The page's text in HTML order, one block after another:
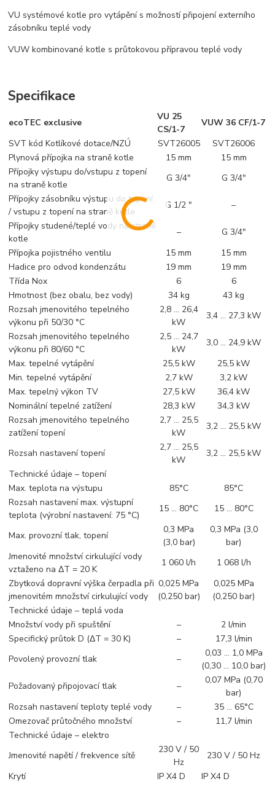
VU systémové kotle pro vytápění s možností připojení externího
zásobníku teplé vody
VUW kombinované kotle s průtokovou přípravou teplé vody
Specifikace
ecoTEC exclusive
VU 25
CS/1-7
VUW 36 CF/1-7
SVT kód Kotlíkové dotace/NZÚ
SVT26005
SVT26006
Plynová přípojka na straně kotle
15 mm
15 mm
Přípojky výstupu do/vstupu z topení
na straně kotle
G 3/4"
G 3/4"
Přípojky zásobníku výstupu do topení
/ vstupu z topení na straně kotle
G 1/2 "
–
Přípojky studené/teplé vody na straně
kotle
–
G 3/4"
Přípojka pojistného ventilu
15 mm
15 mm
Hadice pro odvod kondenzátu
19 mm
19 mm
Třída Nox
6
6
Hmotnost (bez obalu, bez vody)
34 kg
43 kg
Rozsah jmenovitého tepelného
výkonu při 50/30 °C
2,8 … 26,4
kW
3,4 … 27,3 kW
Rozsah jmenovitého tepelného
výkonu při 80/60 °C
2,5 … 24,7
kW
3,0 … 24,9 kW
Max. tepelné vytápění
25,5 kW
25,5 kW
Min. tepelné vytápění
2,7 kW
3,2 kW
Max. tepelný výkon TV
27,5 kW
36,4 kW
Nominální tepelné zatížení
28,3 kW
34,3 kW
Rozsah jmenovitého tepelného
zatížení topení
2,7 … 25,5
kW
3,2 … 25,5 kW
Rozsah nastavení topení
2,7 … 25,5
kW
3,2 … 25,5 kW
Technické údaje – topení
Max. teplota na výstupu
85°C
85°C
Rozsah nastavení max. výstupní
teplota (výrobní nastavení: 75 °C)
15 … 80°C 15 … 80°C
Max. provozní tlak, topení
0,3 MPa
(3,0 bar)
0,3 MPa (3,0
bar)
Jmenovité množství cirkulující vody
vztaženo na ΔT = 20 K
1 060 l/h
1 068 l/h
Zbytková dopravní výška čerpadla při
jmenovitém množství cirkulující vody
0,025 MPa
(0,250 bar)
0,025 MPa
(0,250 bar)
Technické údaje – teplá voda
Množství vody při spuštění
–
2 l/min
Specifický průtok D (ΔT = 30 K)
–
17,3 l/min
Povolený provozní tlak
–
0,03 … 1,0 MPa
(0,30 … 10,0 bar)
Požadovaný připojovací tlak
–
0,07 MPa (0,70
bar)
Rozsah nastavení teploty teplé vody
–
35 … 65°C
Omezovač průtočného množství
–
11,7 l/min
Technické údaje – elektro
Jmenovité napětí / frekvence sítě
230 V / 50
Hz
230 V / 50 Hz
Krytí
IP X4 D IP X4 D